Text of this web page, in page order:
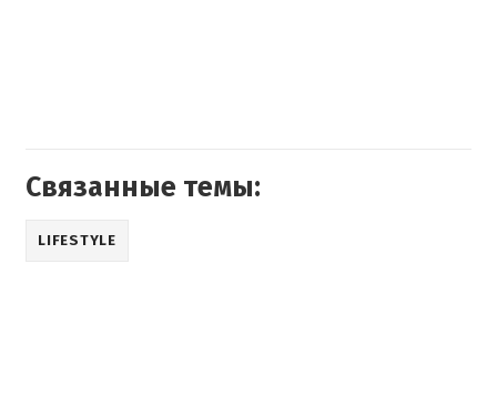
Связанные темы:
LIFESTYLE